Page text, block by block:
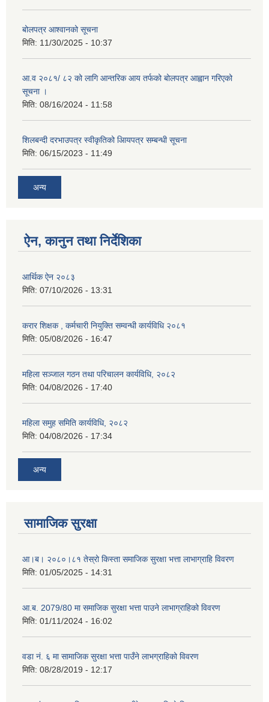
बोलपत्र आश्वानको सूचना
मिति: 11/30/2025 - 10:37
आ.व २०८१/ ८२ को लागि आन्तरिक आय तर्फको बोलपत्र आह्वान गरिएको
सूचना ।
मिति: 08/16/2024 - 11:58
शिलबन्दी दरभाउपत्र स्वीकृतिको आियपत्र सम्बन्धी सूचना
मिति: 06/15/2023 - 11:49
अन्य
ऐन, कानुन तथा निर्देशिका
आर्थिक ऐन २०८३
मिति: 07/10/2026 - 13:31
करार शिक्षक , कर्मचारी नियुक्ति सम्वन्धी कार्यविधि २०८१
मिति: 05/08/2026 - 16:47
महिला सञ्जाल गठन तथा परिचालन कार्यविधि, २०८२
मिति: 04/08/2026 - 17:40
महिला समुह समिति कार्यविधि, २०८२
मिति: 04/08/2026 - 17:34
अन्य
सामाजिक सुरक्षा
आ।ब। २०८०।८१ तेस्रो किस्ता समाजिक सुरक्षा भत्ता लाभाग्राहि विवरण
मिति: 01/05/2025 - 14:31
आ.ब. 2079/80 मा समाजिक सुरक्षा भत्ता पाउने लाभाग्राहिको विवरण
मिति: 01/11/2024 - 16:02
वडा नं. ६ मा सामाजिक सुरक्षा भत्ता पाउँने लाभग्राहिको विवरण
मिति: 08/28/2019 - 12:17